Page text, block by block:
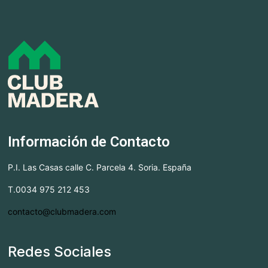
Información de Contacto
P.I. Las Casas calle C. Parcela 4. Soria. España
T.0034 975 212 453
contacto@clubmadera.com
Redes Sociales